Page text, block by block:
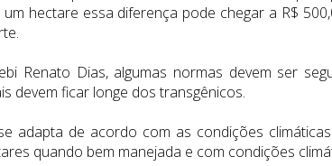
hectare essa diferença pode chegar a R$
Renato Dias, algumas normas devem ser
devem ficar longe dos transgênicos.
adapta de acordo com as condições
quando bem manejada e com condições